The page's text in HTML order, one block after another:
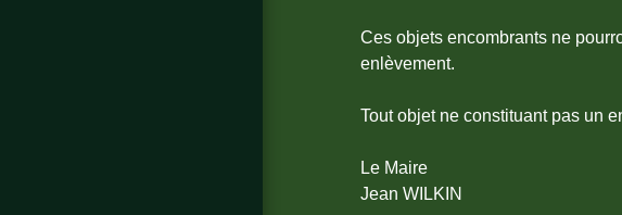
Ces objets encombrants ne
enlèvement.
Tout objet ne constituant pas un
Le Maire
Jean WILKIN